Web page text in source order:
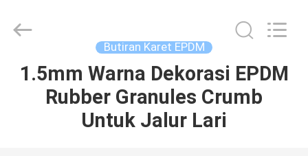
RUMAH
Materials
Reserved.
Butiran Karet EPDM
1.5mm Warna Dekorasi EPDM
Rubber Granules Crumb
Untuk Jalur Lari